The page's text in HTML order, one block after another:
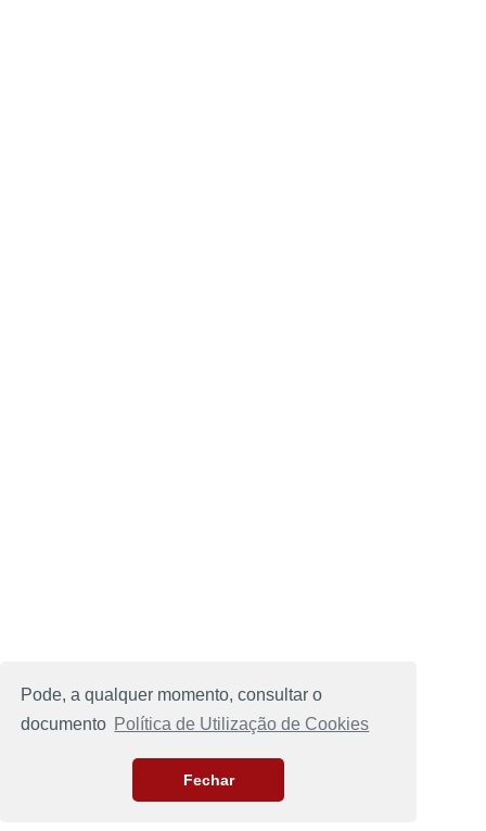
Pode, a qualquer momento, consultar o
documento Política de Utilização de Cookies
Fechar